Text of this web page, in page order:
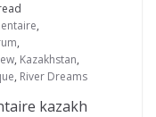
,
,
, Kazakhstan,
, River Dreams
kazakh